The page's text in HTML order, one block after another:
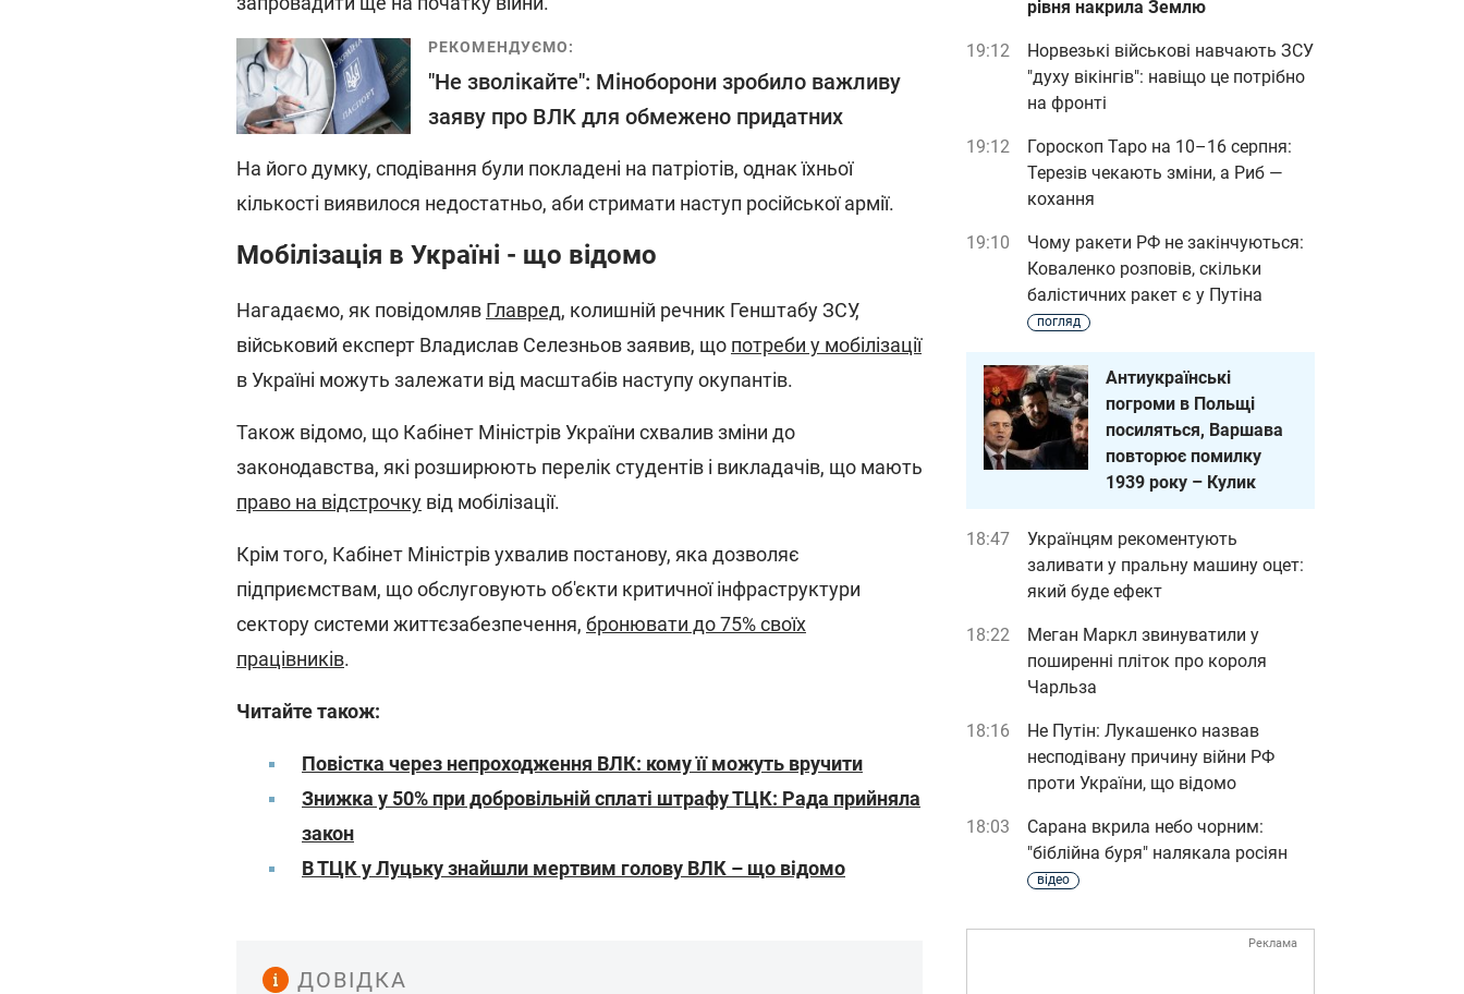
РЕКОМЕНДУЄМО:
"Не зволікайте": Міноборони зробило важливу
заяву про ВЛК для обмежено придатних
На його думку, сподівання були покладені на патріотів, однак їхньої
кількості виявилося недостатньо, аби стримати наступ російської армії.
Мобілізація в Україні - що відомо
Нагадаємо, як повідомляв Главред, колишній речник Генштабу ЗСУ,
військовий експерт Владислав Селезньов заявив, що потреби у мобілізації
в Україні можуть залежати від масштабів наступу окупантів.
Також відомо, що Кабінет Міністрів України схвалив зміни до
законодавства, які розширюють перелік студентів і викладачів, що мають
право на відстрочку від мобілізації.
Крім того, Кабінет Міністрів ухвалив постанову, яка дозволяє
підприємствам, що обслуговують об'єкти критичної інфраструктури
сектору системи життєзабезпечення, бронювати до 75% своїх
працівників.
Читайте також:
Повістка через непроходження ВЛК: кому її можуть вручити
Знижка у 50% при добровільній сплаті штрафу ТЦК: Рада прийняла
закон
В ТЦК у Луцьку знайшли мертвим голову ВЛК – що відомо
ДОВІДКА
рівня накрила Землю
19:12
Норвезькі військові навчають ЗСУ
"духу вікінгів": навіщо це потрібно
на фронті
19:12
Гороскоп Таро на 10–16 серпня:
Терезів чекають зміни, а Риб —
кохання
19:10
Чому ракети РФ не закінчуються:
Коваленко розповів, скільки
балістичних ракет є у Путіна
погляд
Антиукраїнські
погроми в Польщі
посиляться, Варшава
повторює помилку
1939 року – Кулик
18:47
Українцям рекоментують
заливати у пральну машину оцет:
який буде ефект
18:22
Меган Маркл звинуватили у
поширенні пліток про короля
Чарльза
18:16
Не Путін: Лукашенко назвав
несподівану причину війни РФ
проти України, що відомо
18:03
Сарана вкрила небо чорним:
"біблійна буря" налякала росіян
відео
Реклама